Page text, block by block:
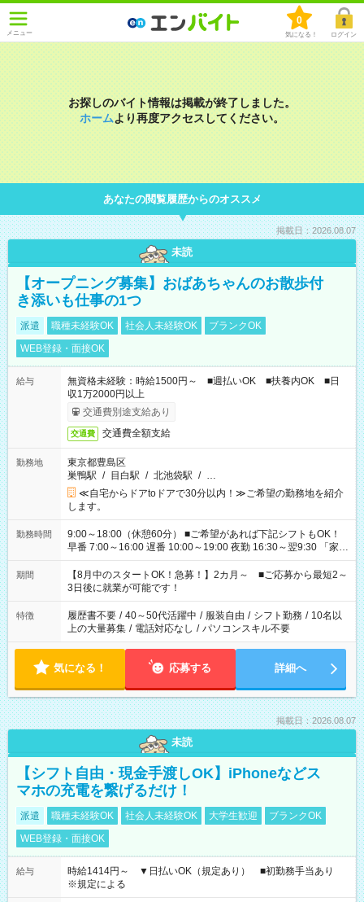
メニュー
0
気になる！ ログイン
お探しのバイト情報は掲載が終了しました。
ホームより再度アクセスしてください。
あなたの閲覧履歴からのオススメ
掲載日：2026.08.07
未読
【オープニング募集】おばあちゃんのお散歩付
き添いも仕事の1つ
派遣 職種未経験OK 社会人未経験OK
ブランクOK
WEB登録・面接OK
給与
無資格未経験：時給1500円～ ■週払いOK ■扶養内OK ■日
収1万2000円以上
交通費別途支給あり
交通費 交通費全額支給
勤務地
東京都豊島区
巣鴨駅 / 目白駅 / 北池袋駅 / …
≪自宅からドアtoドアで30分以内！≫ご希望の勤務地を紹介
します。
勤務時間
9:00～18:00（休憩60分） ■ご希望があれば下記シフトもOK！
早番 7:00～16:00 遅番 10:00～19:00 夜勤 16:30～翌9:30 「家族
と休みを合わせたい」 「余裕を持って夕飯の準備がしたい」
「できれば残業はしたくない」 など、ご希望を教えてください
ね。 ※Wワーク希望の方へ 今ご覧のお仕事で希望する勤務時間
と、もう1つのお仕事の勤務時間。 合計で週40時間を超える場
合は応募できません。
期間
【8月中のスタートOK！急募！】2カ月～ ■ご応募から最短2～
3日後に就業が可能です！
特徴 履歴書不要 / 40～50代活躍中 / 服装自由 / シフト勤務 / 10名以
上の大量募集 / 電話対応なし / パソコンスキル不要
気になる！ 応募する 詳細へ
掲載日：2026.08.07
未読
【シフト自由・現金手渡しOK】iPhoneなどス
マホの充電を繋げるだけ！
派遣 職種未経験OK 社会人未経験OK 大学生歓迎
ブランクOK
WEB登録・面接OK
給与
時給1414円～ ▼日払いOK（規定あり） ■初勤務手当あり
※規定による